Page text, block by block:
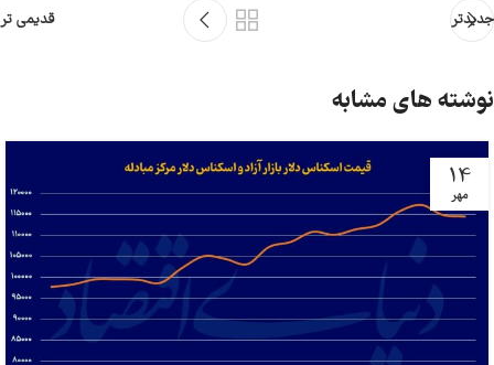
جدیدتر قدیمی تر
نوشته های مشابه
14
مهر